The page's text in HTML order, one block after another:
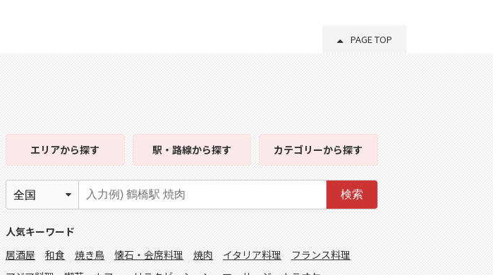
PAGE TOP
エリアから探す 駅・路線から探す カテゴリーから探す
検索
人気キーワード
居酒屋
和食 焼き鳥 懐石・会席料理 焼肉 イタリア料理
フランス料理